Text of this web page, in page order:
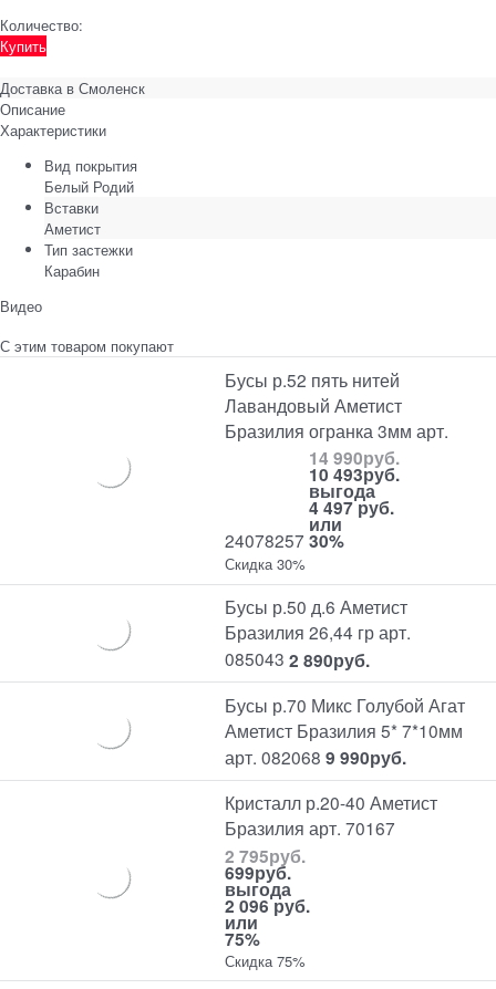
Количество:
Купить
Доставка в Смоленск
Описание
Характеристики
Вид покрытия
Белый Родий
Вставки
Аметист
Тип застежки
Карабин
Видео
С этим товаром покупают
Бусы р.52 пять нитей
Лавандовый Аметист
Бразилия огранка 3мм арт.
24078257
14 990руб.
10 493руб.
выгода
4 497 руб.
или
30%
Скидка 30%
Бусы р.50 д.6 Аметист
Бразилия 26,44 гр арт.
085043 2 890руб.
Бусы р.70 Микс Голубой Агат
Аметист Бразилия 5* 7*10мм
арт. 082068 9 990руб.
Кристалл р.20-40 Аметист
Бразилия арт. 70167
2 795руб.
699руб.
выгода
2 096 руб.
или
75%
Скидка 75%